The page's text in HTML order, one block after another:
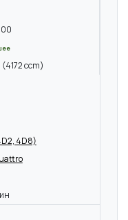
(4172 ccm)
4D8)